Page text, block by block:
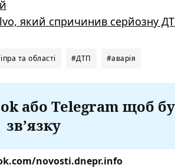
який спричинив серйозну
та області #ДТП #аварія
або Telegram щоб
зв’язку
novosti.dnepr.info